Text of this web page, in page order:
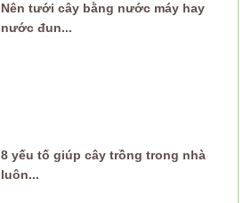
Nên tưới cây bằng nước máy hay
nước đun...
8 yếu tố giúp cây trồng trong nhà
luôn...